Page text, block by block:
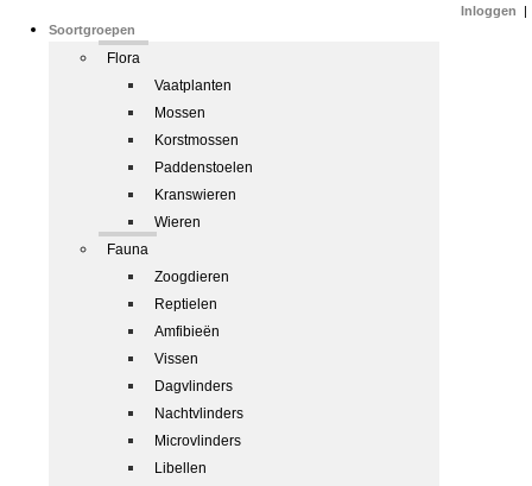
Soortgroepen
Flora
Vaatplanten
Mossen
Korstmossen
Paddenstoelen
Kranswieren
Wieren
Fauna
Zoogdieren
Reptielen
Amfibieën
Vissen
Dagvlinders
Nachtvlinders
Microvlinders
Libellen
Inloggen |